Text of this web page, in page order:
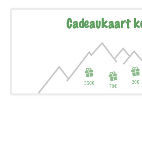
Cadeaukaart